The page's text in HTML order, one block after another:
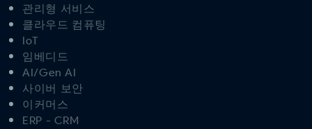
관리형 서비스
클라우드 컴퓨팅
IoT
임베디드
AI/Gen AI
사이버 보안
이커머스
ERP - CRM